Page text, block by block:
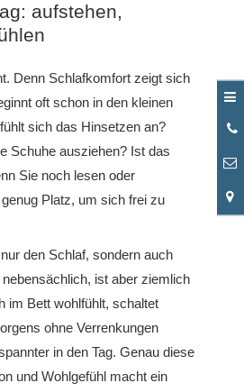
aufstehen,
Denn Schlafkomfort zeigt sich
oft schon in den kleinen
sich das Hinsetzen an?
Schuhe ausziehen? Ist das
Sie noch lesen oder
Platz, um sich frei zu
den Schlaf, sondern auch
ist aber ziemlich
im Bett wohlfühlt, schaltet
ohne Verrenkungen
in den Tag. Genau diese
und Wohlgefühl macht ein